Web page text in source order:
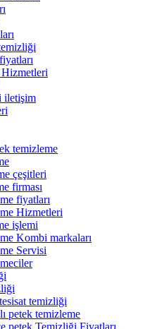
iletişim
temizleme
çeşitleri
firması
fiyatları
Hizmetleri
işlemi
Kombi markaları
Servisi
temizliği
petek temizleme
petek Temizliği Fiyatları